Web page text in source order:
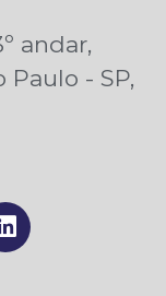
andar,
Paulo - SP,